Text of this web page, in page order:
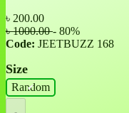
৳ 200.00
৳ 1000.00- 80%
Code: JEETBUZZ 168
Size
Random